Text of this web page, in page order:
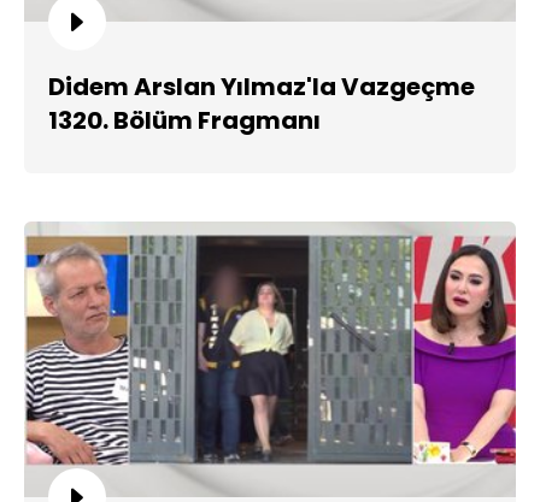
Didem Arslan Yılmaz'la Vazgeçme
1320. Bölüm Fragmanı